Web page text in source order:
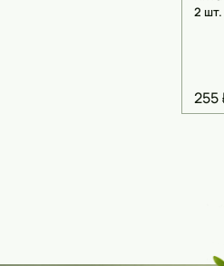
2 шт.
255